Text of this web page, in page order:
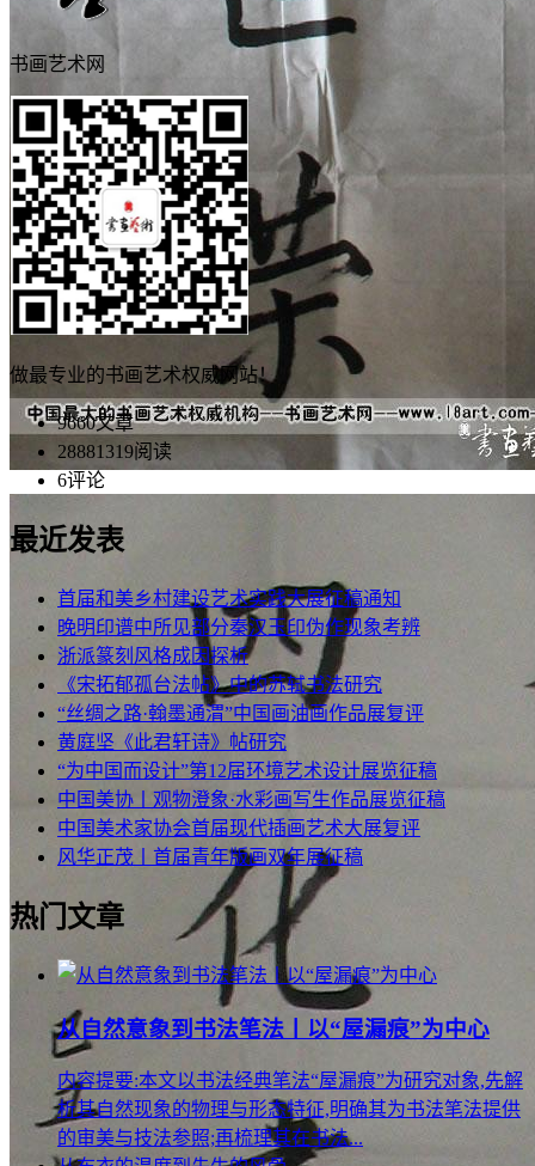
书画艺术网
做最专业的书画艺术权威网站！
9660文章
28881319阅读
6评论
最近发表
首届和美乡村建设艺术实践大展征稿通知
晚明印谱中所见部分秦汉玉印伪作现象考辨
浙派篆刻风格成因探析
《宋拓郁孤台法帖》中的苏轼书法研究
“丝绸之路·翰墨通渭”中国画油画作品展复评
黄庭坚《此君轩诗》帖研究
“为中国而设计”第12届环境艺术设计展览征稿
中国美协丨观物澄象·水彩画写生作品展览征稿
中国美术家协会首届现代插画艺术大展复评
风华正茂丨首届青年版画双年展征稿
热门文章
从自然意象到书法笔法丨以“屋漏痕”为中心
内容提要:本文以书法经典笔法“屋漏痕”为研究对象,先解
析其自然现象的物理与形态特征,明确其为书法笔法提供
的审美与技法参照;再梳理其在书法...